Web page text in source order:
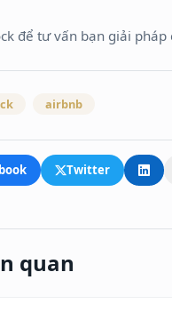
để tư vấn bạn giải
airbnb
Twitter
quan